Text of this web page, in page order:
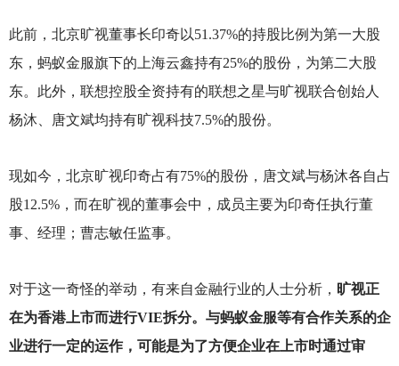
此前，北京旷视董事长印奇以51.37%的持股比例为第一大股
东，蚂蚁金服旗下的上海云鑫持有25%的股份，为第二大股
东。此外，联想控股全资持有的联想之星与旷视联合创始人
杨沐、唐文斌均持有旷视科技7.5%的股份。
现如今，北京旷视印奇占有75%的股份，唐文斌与杨沐各自占
股12.5%，而在旷视的董事会中，成员主要为印奇任执行董
事、经理；曹志敏任监事。
对于这一奇怪的举动，有来自金融行业的人士分析， 旷视正
在为香港上市而进行VIE拆分。与蚂蚁金服等有合作关系的企
业进行一定的运作，可能是为了方便企业在上市时通过审